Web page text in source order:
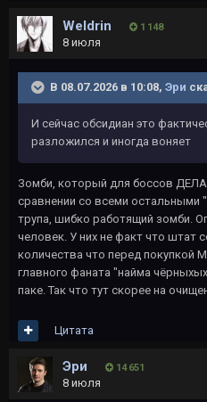
Weldrin 1 148
8 июля
В 08.07.2026 в 10:08, Эри
И сейчас обсидиан это
разложился и иногда воняет
Зомби, который для боссов
сравнении со всеми остальными
трупа, шибко работящий зомби.
человек. У них не факт что штат
количества что перед покупкой
главного фаната "найма
паке. Так что тут скорее на
Цитата
Эри 14 651
8 июля